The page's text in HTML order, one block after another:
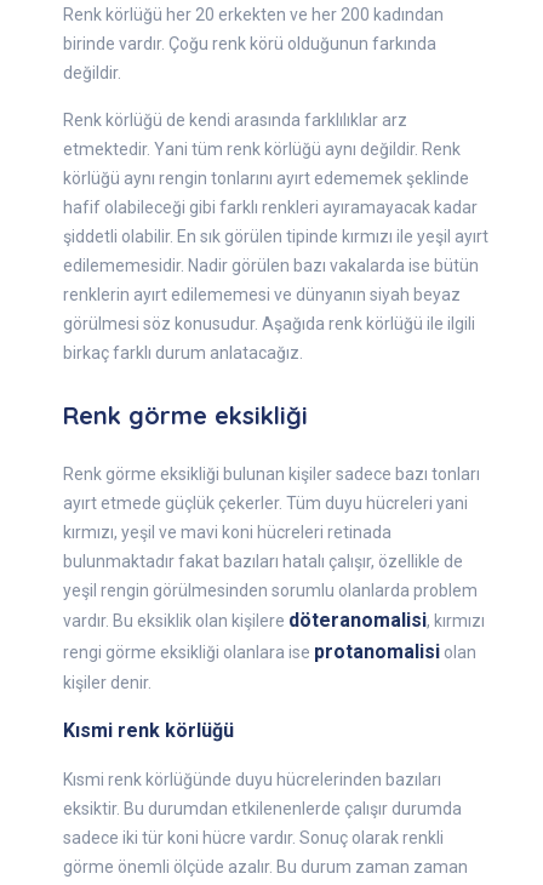
Renk körlüğü her 20 erkekten ve her 200 kadından
birinde vardır. Çoğu renk körü olduğunun farkında
değildir.
Renk körlüğü de kendi arasında farklılıklar arz
etmektedir. Yani tüm renk körlüğü aynı değildir. Renk
körlüğü aynı rengin tonlarını ayırt edememek şeklinde
hafif olabileceği gibi farklı renkleri ayıramayacak kadar
şiddetli olabilir. En sık görülen tipinde kırmızı ile yeşil ayırt
edilememesidir. Nadir görülen bazı vakalarda ise bütün
renklerin ayırt edilememesi ve dünyanın siyah beyaz
görülmesi söz konusudur. Aşağıda renk körlüğü ile ilgili
birkaç farklı durum anlatacağız.
Renk görme eksikliği
Renk görme eksikliği bulunan kişiler sadece bazı tonları
ayırt etmede güçlük çekerler. Tüm duyu hücreleri yani
kırmızı, yeşil ve mavi koni hücreleri retinada
bulunmaktadır fakat bazıları hatalı çalışır, özellikle de
yeşil rengin görülmesinden sorumlu olanlarda problem
vardır. Bu eksiklik olan kişilere döteranomalisi, kırmızı
rengi görme eksikliği olanlara ise protanomalisi olan
kişiler denir.
Kısmi renk körlüğü
Kısmi renk körlüğünde duyu hücrelerinden bazıları
eksiktir. Bu durumdan etkilenenlerde çalışır durumda
sadece iki tür koni hücre vardır. Sonuç olarak renkli
görme önemli ölçüde azalır. Bu durum zaman zaman